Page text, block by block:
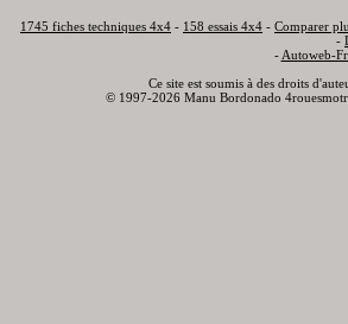
1745 fiches techniques 4x4 - 158 essais 4x4 - Comparer
-
- Autoweb-
Ce site est soumis à des droits
© 1997-2026 Manu Bordonado